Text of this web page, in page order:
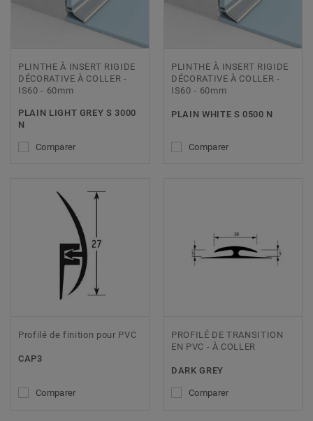
PLINTHE À INSERT RIGIDE
DÉCORATIVE À COLLER -
IS60 - 60mm
PLAIN LIGHT GREY S 3000
N
Comparer
PLINTHE À INSERT RIGIDE
DÉCORATIVE À COLLER -
IS60 - 60mm
PLAIN WHITE S 0500 N
Comparer
Profilé de finition pour PVC
CAP3
Comparer
PROFILÉ DE TRANSITION
EN PVC - À COLLER
DARK GREY
Comparer